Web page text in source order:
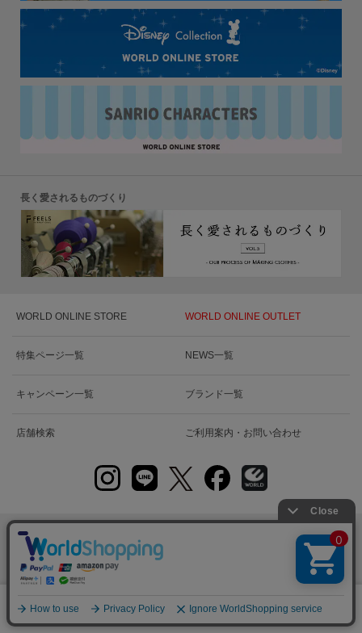
絞り込む
長く愛されるものづくり
WORLD ONLINE STORE WORLD ONLINE OUTLET
特集ページ一覧 NEWS一覧
キャンペーン一覧 ブランド一覧
店舗検索 ご利用案内・お問い合わせ
WORLD GROUP RECRUIT
新卒 新卒採用情報
挑もう 品よく 逞しく
中途
販売スタッフ募集
アルバイト・パート・正社員